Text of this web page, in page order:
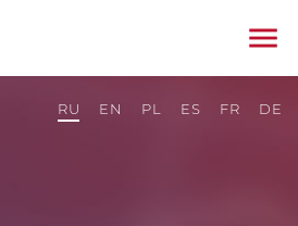
RU EN PL ES FR DE